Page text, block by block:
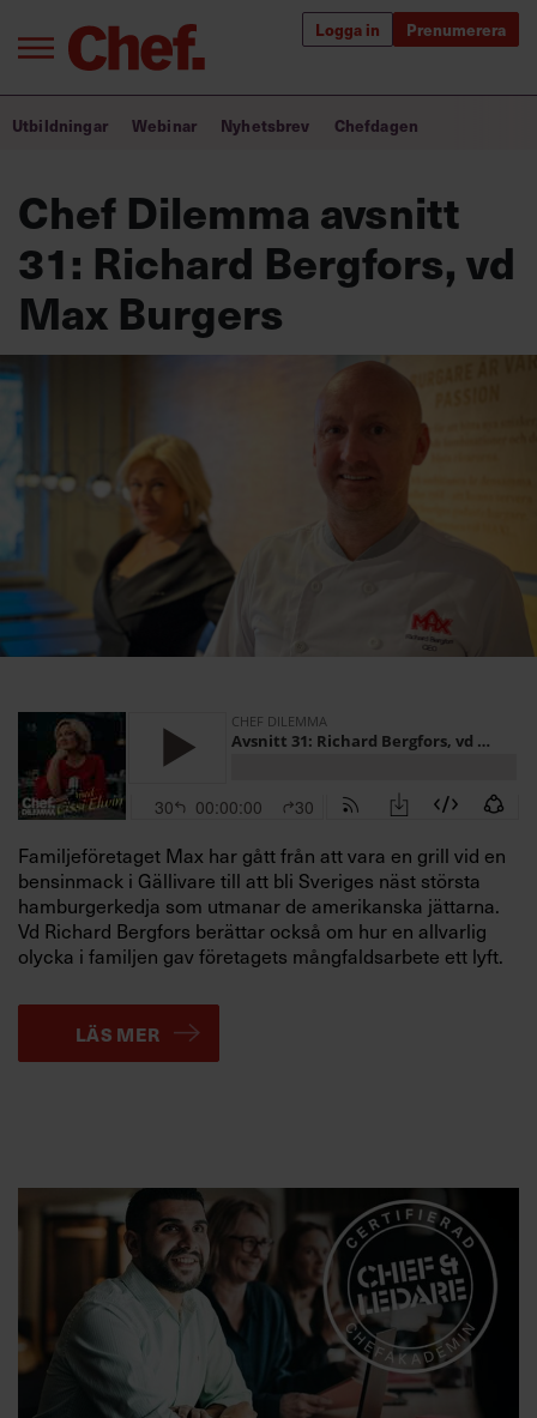
Logga in Prenumerera
Logga in
Prenumerera
Annonsera
Om oss
Kontakta oss
Kundservice
Villkor och policy för
personuppgiftsbehandling
Sök
Bra ledare förändrar världen
Utbildning för ledare
Chefakademin+
Populära utbildningar
Utbildningar Webinar Nyhetsbrev Chefdagen
Chef Dilemma avsnitt
31: Richard Bergfors, vd
Max Burgers
Familjeföretaget Max har gått från att vara en grill vid en
bensinmack i Gällivare till att bli Sveriges näst största
hamburgerkedja som utmanar de amerikanska jättarna.
Vd Richard Bergfors berättar också om hur en allvarlig
olycka i familjen gav företagets mångfaldsarbete ett lyft.
LÄS MER